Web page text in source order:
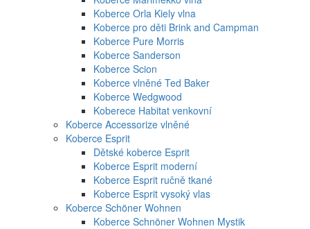
Koberce Orla Kiely vlna
Koberce pro děti Brink and Campman
Koberce Pure Morris
Koberce Sanderson
Koberce Scion
Koberce vlněné Ted Baker
Koberce Wedgwood
Koberece Habitat venkovní
Koberce Accessorize vlněné
Koberce Esprit
Dětské koberce Esprit
Koberce Esprit moderní
Koberce Esprit ručně tkané
Koberce Esprit vysoký vlas
Koberce Schöner Wohnen
Koberce Schnöner Wohnen Mystik